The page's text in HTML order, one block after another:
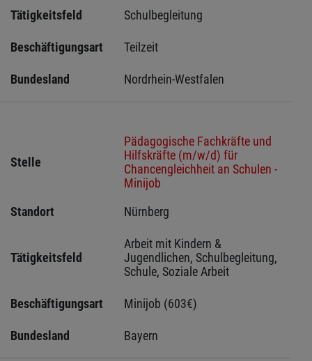
Tätigkeitsfeld Schulbegleitung
Beschäftigungsart Teilzeit
Bundesland Nordrhein-Westfalen
Stelle
Pädagogische Fachkräfte und
Hilfskräfte (m/w/d) für
Chancengleichheit an Schulen -
Minijob
Standort
Nürnberg
Tätigkeitsfeld
Arbeit mit Kindern &
Jugendlichen, Schulbegleitung,
Schule, Soziale Arbeit
Beschäftigungsart Minijob (603€)
Bundesland Bayern